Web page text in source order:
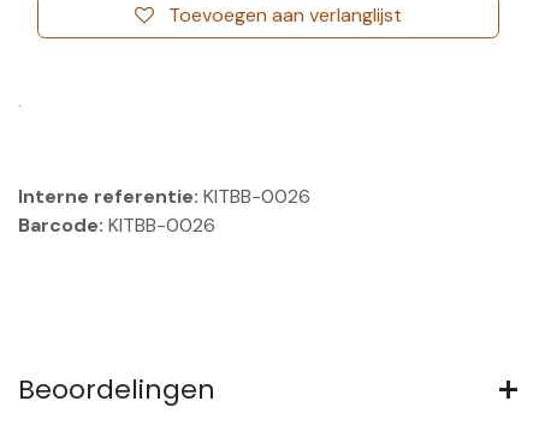
Toevoegen aan verlanglijst
.
Interne referentie: KITBB-0026
Barcode: KITBB-0026
Beoordelingen